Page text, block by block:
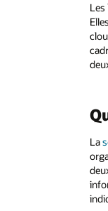
La